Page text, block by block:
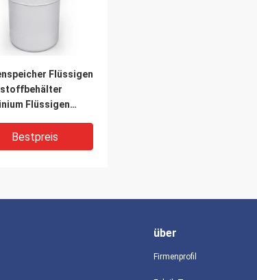
Flüssigen
Flüssigen
Bestpreis
über
Firmenprofil